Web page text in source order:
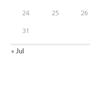
24 25 26
31
« Jul